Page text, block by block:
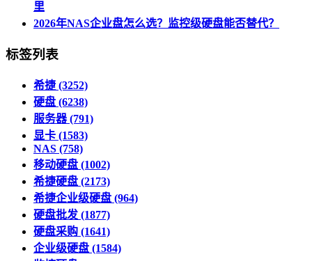
里
2026年NAS企业盘怎么选？监控级硬盘能否替代？
标签列表
希捷(3252)
硬盘 (6238)
服务器(791)
显卡 (1583)
NAS (758)
移动硬盘 (1002)
希捷硬盘 (2173)
希捷企业级硬盘 (964)
硬盘批发 (1877)
硬盘采购 (1641)
企业级硬盘 (1584)